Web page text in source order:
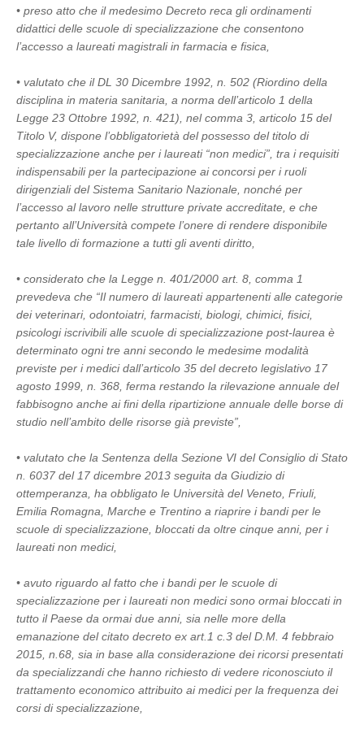
• preso atto che il medesimo Decreto reca gli ordinamenti
didattici delle scuole di specializzazione che consentono
l’accesso a laureati magistrali in farmacia e fisica,
• valutato che il DL 30 Dicembre 1992, n. 502 (Riordino della
disciplina in materia sanitaria, a norma dell’articolo 1 della
Legge 23 Ottobre 1992, n. 421), nel comma 3, articolo 15 del
Titolo V, dispone l’obbligatorietà del possesso del titolo di
specializzazione anche per i laureati “non medici”, tra i requisiti
indispensabili per la partecipazione ai concorsi per i ruoli
dirigenziali del Sistema Sanitario Nazionale, nonché per
l’accesso al lavoro nelle strutture private accreditate, e che
pertanto all’Università compete l’onere di rendere disponibile
tale livello di formazione a tutti gli aventi diritto,
• considerato che la Legge n. 401/2000 art. 8, comma 1
prevedeva che “Il numero di laureati appartenenti alle categorie
dei veterinari, odontoiatri, farmacisti, biologi, chimici, fisici,
psicologi iscrivibili alle scuole di specializzazione post-laurea è
determinato ogni tre anni secondo le medesime modalità
previste per i medici dall’articolo 35 del decreto legislativo 17
agosto 1999, n. 368, ferma restando la rilevazione annuale del
fabbisogno anche ai fini della ripartizione annuale delle borse di
studio nell’ambito delle risorse già previste”,
• valutato che la Sentenza della Sezione VI del Consiglio di Stato
n. 6037 del 17 dicembre 2013 seguita da Giudizio di
ottemperanza, ha obbligato le Università del Veneto, Friuli,
Emilia Romagna, Marche e Trentino a riaprire i bandi per le
scuole di specializzazione, bloccati da oltre cinque anni, per i
laureati non medici,
• avuto riguardo al fatto che i bandi per le scuole di
specializzazione per i laureati non medici sono ormai bloccati in
tutto il Paese da ormai due anni, sia nelle more della
emanazione del citato decreto ex art.1 c.3 del D.M. 4 febbraio
2015, n.68, sia in base alla considerazione dei ricorsi presentati
da specializzandi che hanno richiesto di vedere riconosciuto il
trattamento economico attribuito ai medici per la frequenza dei
corsi di specializzazione,